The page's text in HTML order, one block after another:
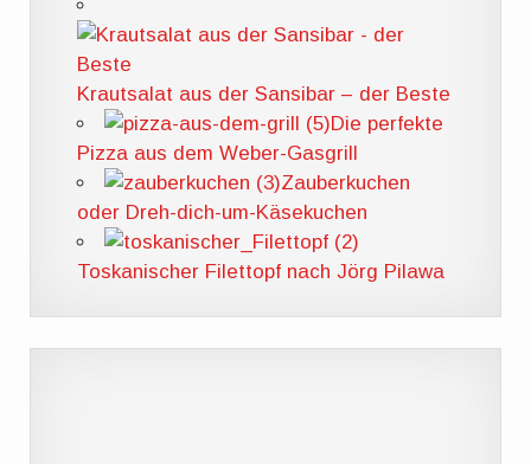
Krautsalat aus der Sansibar – der Beste
Die perfekte
Pizza aus dem Weber-Gasgrill
Zauberkuchen
oder Dreh-dich-um-Käsekuchen
Toskanischer Filettopf nach Jörg Pilawa